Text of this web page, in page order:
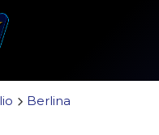
Berlina